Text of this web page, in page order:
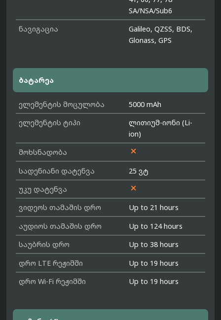
SA/NSA/Sub6
ნავიგაცია
Galileo, QZSS, BDS,
Glonass, GPS
ბატარეა
ელემენტის მოცულობა
5000 mAh
ელემენტის ტიპი
ლითიუმ-იონი (Li-
ion)
მოხსნადობა

სადენიანი დატენვა
25 ვტ
უკუ დატენვა

ვიდეოს თამაშის დრო
Up to 21 hours
აუდიოს თამაშის დრო
Up to 124 hours
საუბრის დრო
Up to 38 hours
დრო LTE რეჟიმში
Up to 19 hours
დრო Wi-Fi რეჟიმში
Up to 19 hours